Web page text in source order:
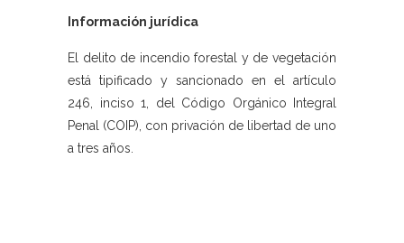
Información jurídica
El delito de incendio forestal y de vegetación
está tipificado y sancionado en el artículo
246, inciso 1, del Código Orgánico Integral
Penal (COIP), con privación de libertad de uno
a tres años.